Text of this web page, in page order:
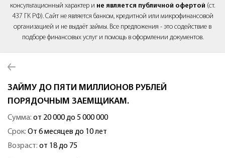
консультационный характер и не является публичной офертой (ст.
437 ГК РФ). Сайт не является банком, кредитной или микрофинансовой
организацией и не выдаёт займы. Все предложения - это содействие в
подборе финансовых услуг и помощь в оформлении документов.
ЗАЙМУ ДО ПЯТИ МИЛЛИОНОВ РУБЛЕЙ
ПОРЯДОЧНЫМ ЗАЕМЩИКАМ.
Сумма: от 20 000 до 5 000 000
Срок: От 6 месяцев до 10 лет
Возраст: от 18 до 75